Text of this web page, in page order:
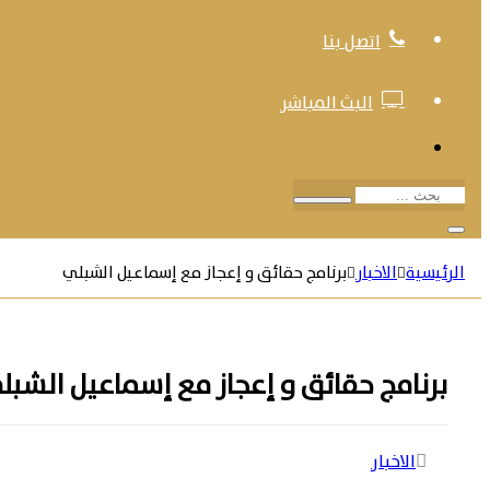
اتصل بنا
البث المباشر
بحث
الرئيسية الاخبار برنامج حقائق و إعجاز مع إسماعيل الشبلي
برنامج حقائق و إعجاز مع إسماعيل
الاخبار